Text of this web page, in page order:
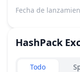
Fecha de
HashPack
Exchanges type
Todo